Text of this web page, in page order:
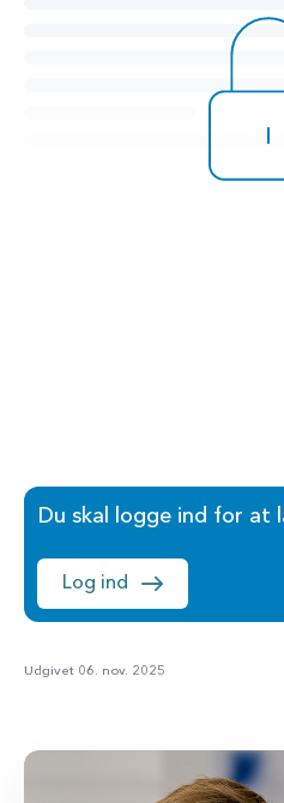
Du skal logge ind for at
Log ind
Udgivet 06. nov. 2025